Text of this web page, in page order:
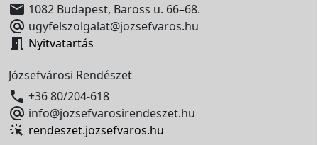
 1082 Budapest, Baross u. 66–68.
 ugyfelszolgalat@jozsefvaros.hu
 Nyitvatartás
Józsefvárosi Rendészet
 +36 80/204-618
 info@jozsefvarosirendeszet.hu
rendeszet.jozsefvaros.hu